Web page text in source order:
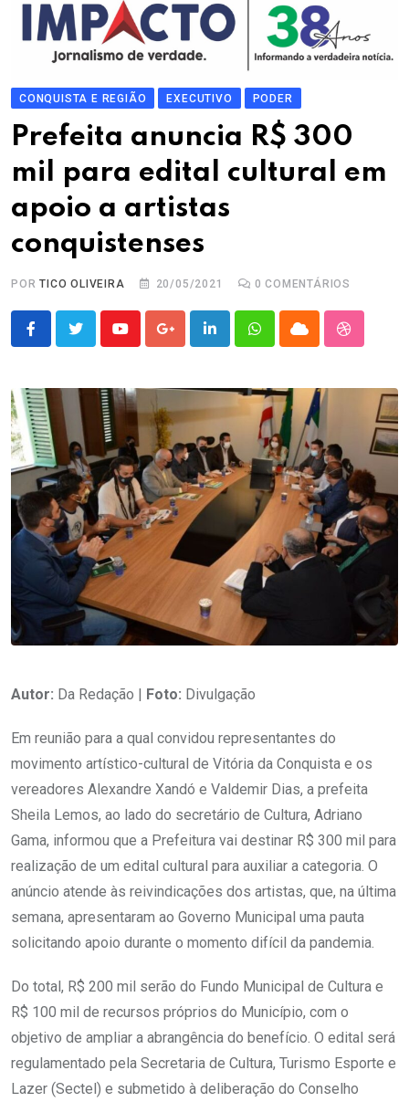
CONQUISTA E REGIÃO EXECUTIVO PODER
Prefeita anuncia R$ 300
mil para edital cultural em
apoio a artistas
conquistenses
PORTICO OLIVEIRA 20/05/2021 0 COMENTÁRIOS
YoutubeGoogle+LinkedInWhatsappCloud
Autor: Da Redação | Foto: Divulgação
Em reunião para a qual convidou representantes do
movimento artístico-cultural de Vitória da Conquista e os
vereadores Alexandre Xandó e Valdemir Dias, a prefeita
Sheila Lemos, ao lado do secretário de Cultura, Adriano
Gama, informou que a Prefeitura vai destinar R$ 300 mil para
realização de um edital cultural para auxiliar a categoria. O
anúncio atende às reivindicações dos artistas, que, na última
semana, apresentaram ao Governo Municipal uma pauta
solicitando apoio durante o momento difícil da pandemia.
Do total, R$ 200 mil serão do Fundo Municipal de Cultura e
R$ 100 mil de recursos próprios do Município, com o
objetivo de ampliar a abrangência do benefício. O edital será
regulamentado pela Secretaria de Cultura, Turismo Esporte e
Lazer (Sectel) e submetido à deliberação do Conselho